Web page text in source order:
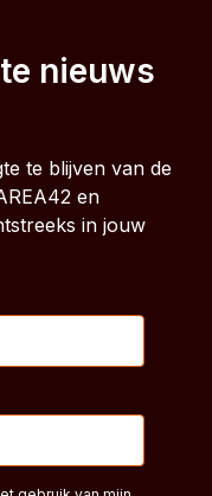
nieuws
te blijven van de
en
in jouw